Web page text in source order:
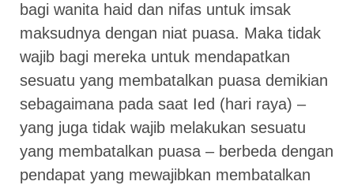
bagi wanita haid dan nifas untuk imsak
maksudnya dengan niat puasa. Maka tidak
wajib bagi mereka untuk mendapatkan
sesuatu yang membatalkan puasa demikian
sebagaimana pada saat Ied (hari raya) –
yang juga tidak wajib melakukan sesuatu
yang membatalkan puasa – berbeda dengan
pendapat yang mewajibkan membatalkan